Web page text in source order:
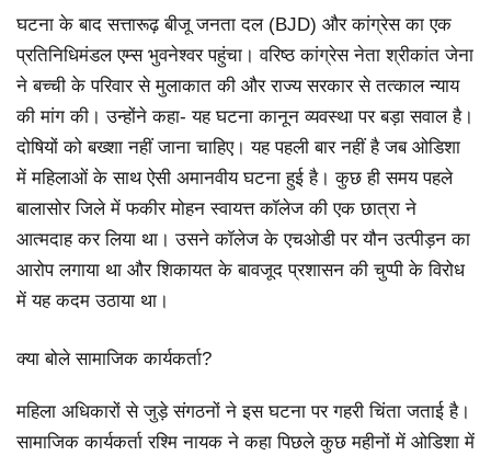
घटना के बाद सत्तारूढ़ बीजू जनता दल (BJD) और कांग्रेस का एक
प्रतिनिधिमंडल एम्स भुवनेश्वर पहुंचा। वरिष्ठ कांग्रेस नेता श्रीकांत जेना
ने बच्ची के परिवार से मुलाकात की और राज्य सरकार से तत्काल न्याय
की मांग की। उन्होंने कहा- यह घटना कानून व्यवस्था पर बड़ा सवाल है।
दोषियों को बख्शा नहीं जाना चाहिए। यह पहली बार नहीं है जब ओडिशा
में महिलाओं के साथ ऐसी अमानवीय घटना हुई है। कुछ ही समय पहले
बालासोर जिले में फकीर मोहन स्वायत्त कॉलेज की एक छात्रा ने
आत्मदाह कर लिया था। उसने कॉलेज के एचओडी पर यौन उत्पीड़न का
आरोप लगाया था और शिकायत के बावजूद प्रशासन की चुप्पी के विरोध
में यह कदम उठाया था।
क्या बोले सामाजिक कार्यकर्ता?
महिला अधिकारों से जुड़े संगठनों ने इस घटना पर गहरी चिंता जताई है।
सामाजिक कार्यकर्ता रश्मि नायक ने कहा पिछले कुछ महीनों में ओडिशा में